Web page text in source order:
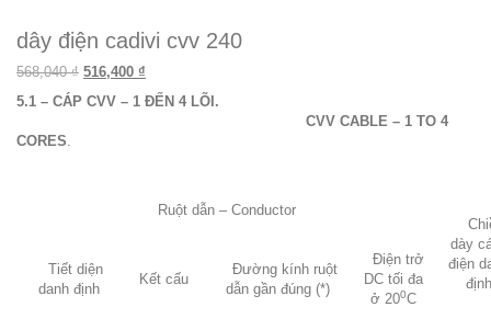
dây điện cadivi cvv 240
568,040₫ Giá gốc là: 568,040 ₫.
516,400 ₫
5.1 – CÁP CVV – 1 ĐẾN 4 LÕI.
CVV CABLE – 1 TO 4
CORES
Ruột dẫn – Conductor
dày
điện
định
Tiết diện
danh định
Kết cấu
Đường kính ruột
dẫn gần đúng (*)
Điện trở
DC tối đa
ở 200C